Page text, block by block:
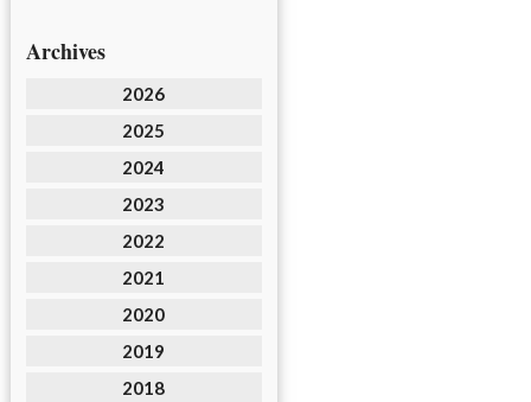
Archives
2026
2025
2024
2023
2022
2021
2020
2019
2018